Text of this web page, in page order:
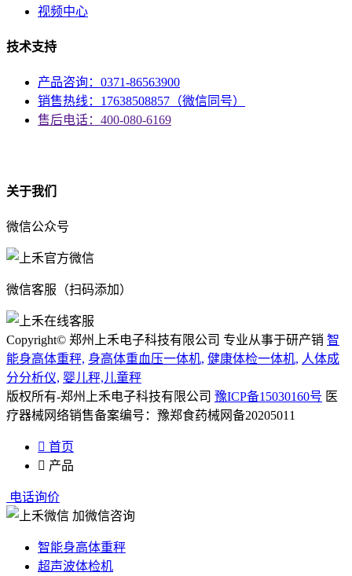
视频中心
技术支持
产品咨询：0371-86563900
销售热线：17638508857（微信同号）
售后电话：400-080-6169
关于我们
微信公众号
微信客服（扫码添加）
Copyright© 郑州上禾电子科技有限公司 专业从事于研产销 智
能身高体重秤, 身高体重血压一体机, 健康体检一体机, 人体成
分分析仪, 婴儿秤,儿童秤
版权所有-郑州上禾电子科技有限公司 豫ICP备15030160号 医
疗器械网络销售备案编号：豫郑食药械网备20205011
 首页
 产品
电话询价
加微信咨询
智能身高体重秤
超声波体检机